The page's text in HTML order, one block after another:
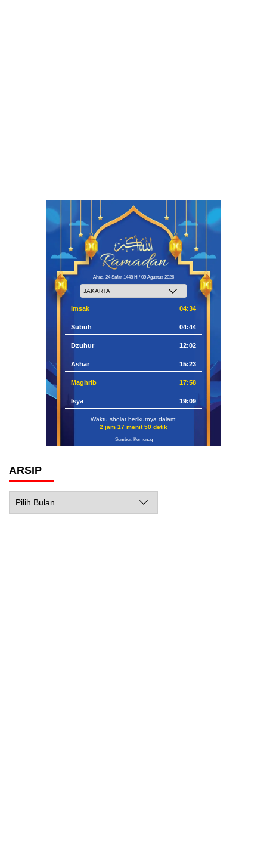
Ahad, 24 Safar 1448 H / 09 Agustus 2026
Imsak 04:34
Subuh 04:44
Dzuhur 12:02
Ashar 15:23
Maghrib 17:58
Isya 19:09
Waktu sholat berikutnya dalam:
2 jam 17 menit 49 detik
Sumber: Kemenag
ARSIP